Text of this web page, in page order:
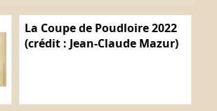
La Coupe de Poudloire 2022
(crédit : Jean-Claude Mazur)